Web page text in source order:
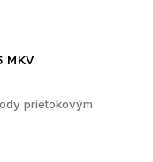
MKV
prietokovým